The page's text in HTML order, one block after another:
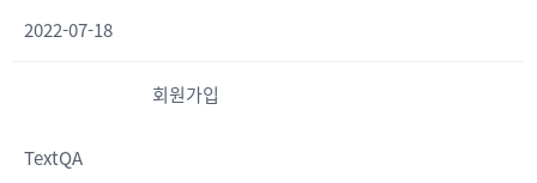
2022-07-18
회원가입
TextQA